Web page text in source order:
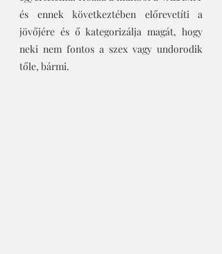
és ennek következtében előrevetíti a
jövőjére és ő kategorizálja magát, hogy
neki nem fontos a szex vagy undorodik
tőle, bármi.